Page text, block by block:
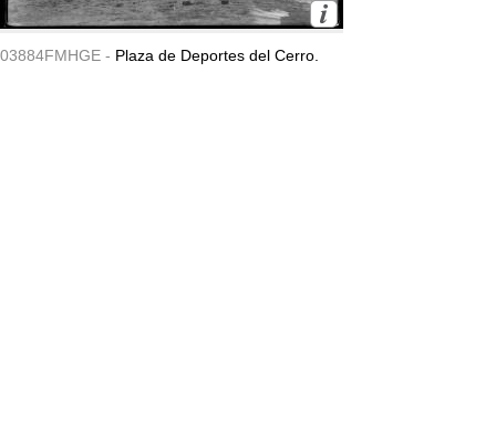
03884FMHGE - Plaza de Deportes del Cerro.